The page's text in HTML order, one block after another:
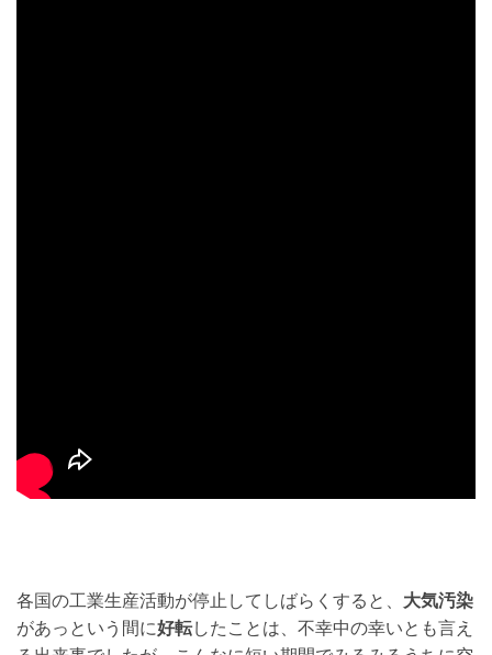
各国の工業生産活動が停止してしばらくすると、 大気汚染
があっという間に好転したことは、不幸中の幸いとも言え